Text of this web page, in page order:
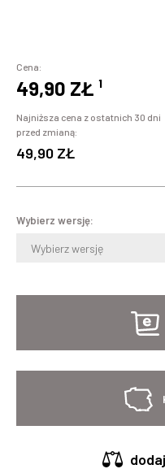
Cena:
49,90 ZŁ ¹
Najniższa cena z ostatnich 30 dni
przed zmianą:
49,90 ZŁ
Wybierz wersję:
Wybierz wersję